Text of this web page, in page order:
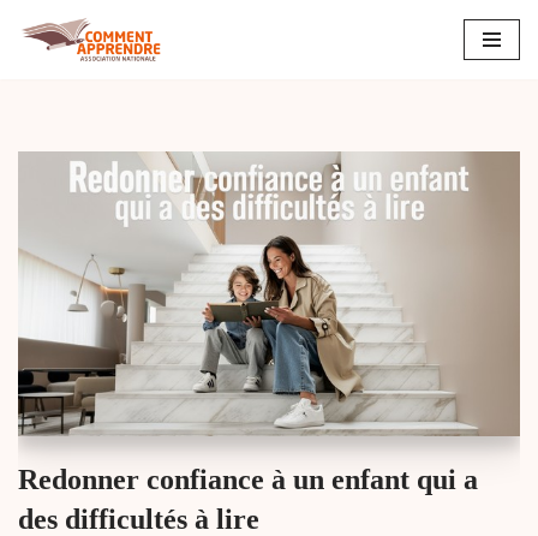
Redonner confiance à un enfant qui a
des difficultés à lire